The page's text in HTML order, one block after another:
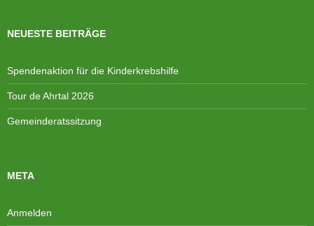
NEUESTE BEITRÄGE
Spendenaktion für die Kinderkrebshilfe
Tour de Ahrtal 2026
Gemeinderatssitzung
META
Anmelden